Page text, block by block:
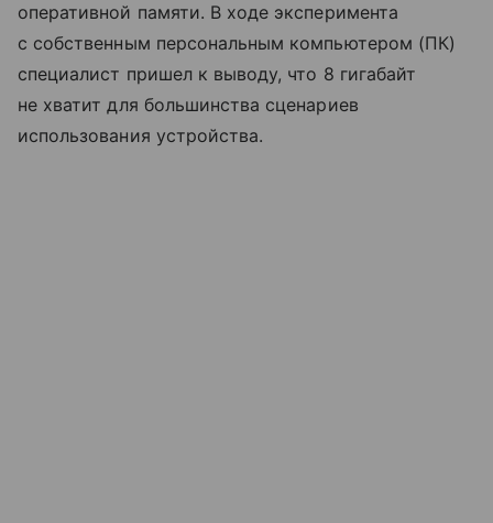
оперативной памяти. В ходе эксперимента
с собственным персональным компьютером (ПК)
специалист пришел к выводу, что 8 гигабайт
не хватит для большинства сценариев
использования устройства.